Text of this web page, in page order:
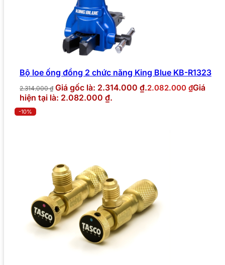
Bộ loe ống đồng 2 chức năng King Blue KB-R1323
2.314.000₫ Giá gốc là: 2.314.000 ₫.2.082.000 ₫Giá
hiện tại là: 2.082.000 ₫.
-10%